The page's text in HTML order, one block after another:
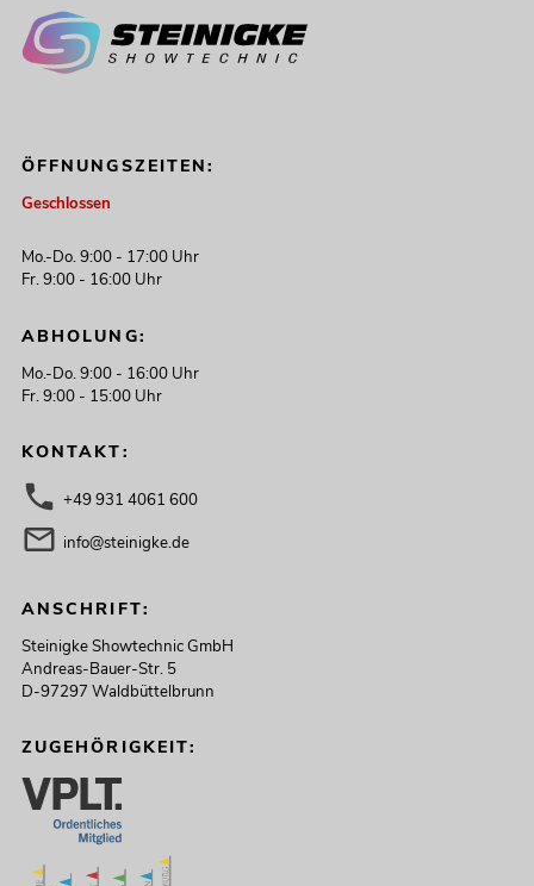
ÖFFNUNGSZEITEN:
Geschlossen
Mo.-Do. 9:00 - 17:00 Uhr
Fr. 9:00 - 16:00 Uhr
ABHOLUNG:
Mo.-Do. 9:00 - 16:00 Uhr
Fr. 9:00 - 15:00 Uhr
KONTAKT:
+49 931 4061 600
info@steinigke.de
ANSCHRIFT:
Steinigke Showtechnic GmbH
Andreas-Bauer-Str. 5
D-97297 Waldbüttelbrunn
ZUGEHÖRIGKEIT: